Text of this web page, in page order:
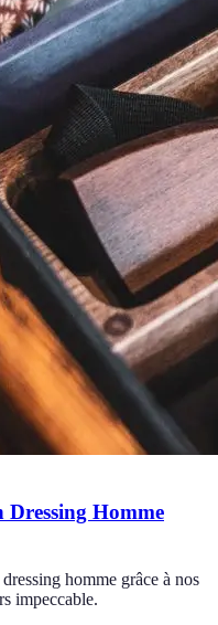
Homme
homme grâce à nos
impeccable.